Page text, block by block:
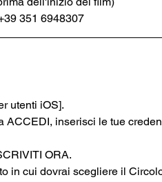
351 6948307
utenti iOS].
ACCEDI, inserisci le tue
ORA.
in cui dovrai scegliere il